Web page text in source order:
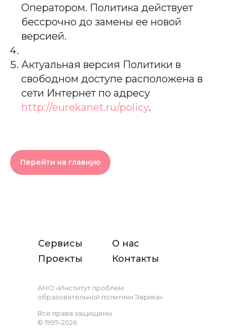
Оператором. Политика действует
бессрочно до замены ее новой
версией.
Актуальная версия Политики в
свободном доступе расположена в
сети Интернет по адресу
http://eurekanet.ru/policy.
Перейти на главную
АНО «Институт проблем
образовательной политики Эврика»
Все права защищены
© 1997–2026
Проекты
О нас
Сервисы
Контакты